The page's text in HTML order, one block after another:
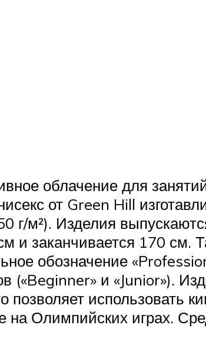
облачение для
от Green Hill
г/м²). Изделия
и заканчивается 170 см.
обозначение
(«Beginner» и «Junior»).
использовать
Олимпийских играх.